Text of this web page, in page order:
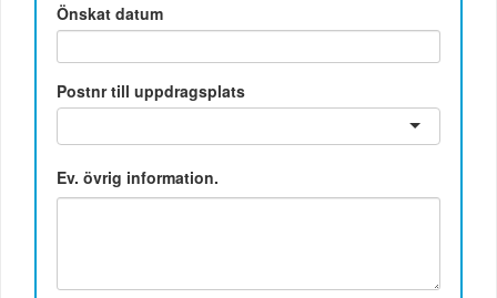
Önskat datum
Postnr till uppdragsplats
Ev. övrig information.